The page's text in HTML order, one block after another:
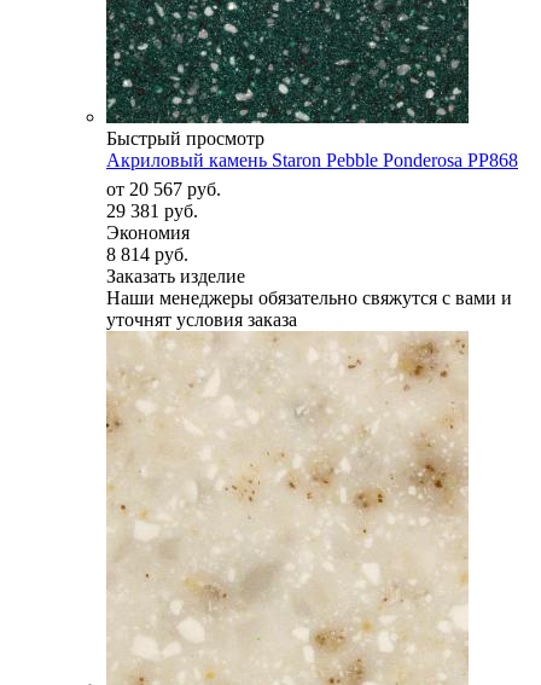
Быстрый просмотр
Акриловый камень Staron Pebble Ponderosa PP868
от 20 567 руб.
29 381 руб.
Экономия
8 814 руб.
Заказать изделие
Наши менеджеры обязательно свяжутся с вами и
уточнят условия заказа